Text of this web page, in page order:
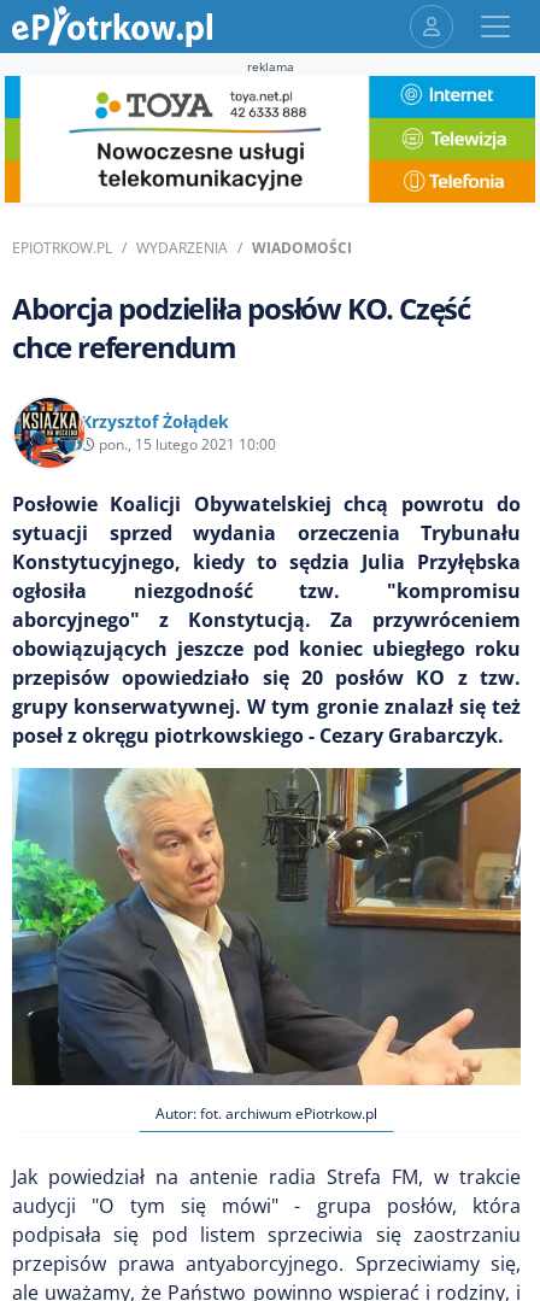
reklama
EPIOTRKOW.PL WYDARZENIA WIADOMOŚCI
Aborcja podzieliła posłów KO. Część
chce referendum
Krzysztof Żołądek
pon., 15 lutego 2021 10:00
Posłowie Koalicji Obywatelskiej chcą powrotu do
sytuacji sprzed wydania orzeczenia Trybunału
Konstytucyjnego, kiedy to sędzia Julia Przyłębska
ogłosiła niezgodność tzw. "kompromisu
aborcyjnego" z Konstytucją. Za przywróceniem
obowiązujących jeszcze pod koniec ubiegłego roku
przepisów opowiedziało się 20 posłów KO z tzw.
grupy konserwatywnej. W tym gronie znalazł się też
poseł z okręgu piotrkowskiego - Cezary Grabarczyk.
Autor: fot. archiwum ePiotrkow.pl
Jak powiedział na antenie radia Strefa FM, w trakcie
audycji "O tym się mówi" - grupa posłów, która
podpisała się pod listem sprzeciwia się zaostrzaniu
przepisów prawa antyaborcyjnego. Sprzeciwiamy się,
ale uważamy, że Państwo powinno wspierać i rodziny, i